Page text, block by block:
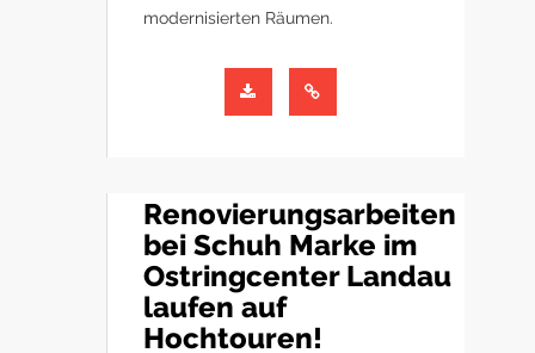
modernisierten Räumen.
Renovierungsarbeiten
bei Schuh Marke im
Ostringcenter Landau
laufen auf
Hochtouren!